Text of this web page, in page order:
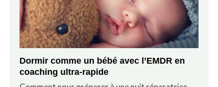
Dormir comme un bébé avec l’EMDR en
coaching ultra-rapide